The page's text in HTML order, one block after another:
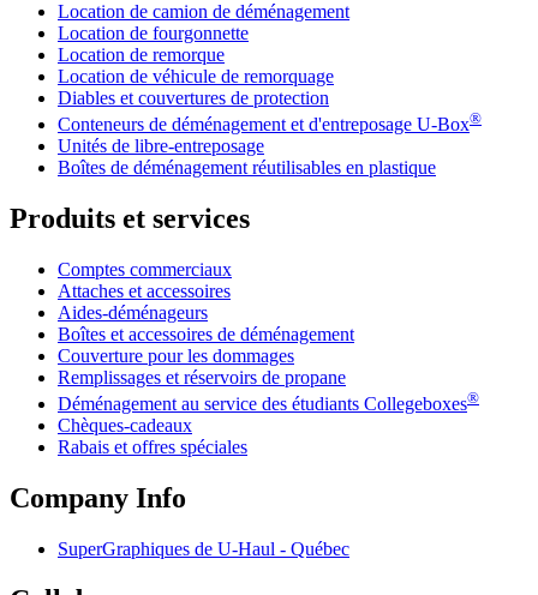
Location de camion de déménagement
Location de fourgonnette
Location de remorque
Location de véhicule de remorquage
Diables et couvertures de protection
Conteneurs de déménagement et d'entreposage U-Box®
Unités de libre-entreposage
Boîtes de déménagement réutilisables en plastique
Produits et services
Comptes commerciaux
Attaches et accessoires
Aides-déménageurs
Boîtes et accessoires de déménagement
Couverture pour les dommages
Remplissages et réservoirs de propane
Déménagement au service des étudiants Collegeboxes®
Chèques-cadeaux
Rabais et offres spéciales
Company Info
SuperGraphiques de U-Haul - Québec